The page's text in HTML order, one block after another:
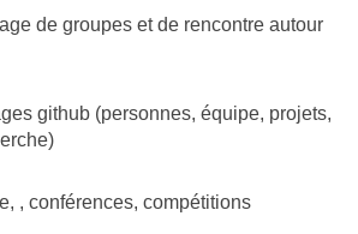
de groupes et de rencontre autour
github (personnes, équipe, projets,
, conférences, compétitions